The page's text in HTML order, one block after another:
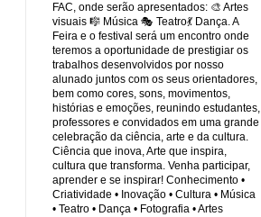
FAC, onde serão apresentados: 🎨 Artes
visuais 🎼 Música 🎭 Teatro💃 Dança. A
Feira e o festival será um encontro onde
teremos a oportunidade de prestigiar os
trabalhos desenvolvidos por nosso
alunado juntos com os seus orientadores,
bem como cores, sons, movimentos,
histórias e emoções, reunindo estudantes,
professores e convidados em uma grande
celebração da ciência, arte e da cultura.
Ciência que inova, Arte que inspira,
cultura que transforma. Venha participar,
aprender e se inspirar! Conhecimento •
Criatividade • Inovação • Cultura • Música
• Teatro • Dança • Fotografia • Artes